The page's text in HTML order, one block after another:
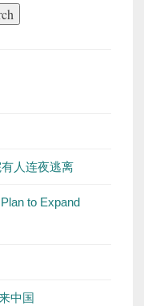
人连夜逃离
to Expand
中国